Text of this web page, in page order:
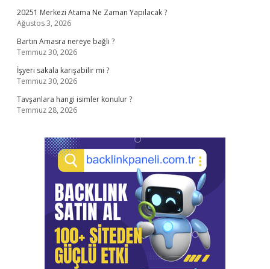
20251 Merkezi Atama Ne Zaman Yapılacak ?
Ağustos 3, 2026
Bartın Amasra nereye bağlı ?
Temmuz 30, 2026
İşyeri sakala karışabilir mi ?
Temmuz 30, 2026
Tavşanlara hangi isimler konulur ?
Temmuz 28, 2026